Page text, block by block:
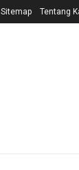
Sitemap Tentang